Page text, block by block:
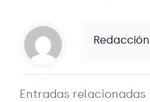
Redacción
Entradas relacionadas